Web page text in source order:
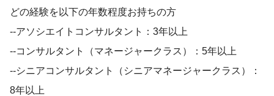
どの経験を以下の年数程度お持ちの方
--アソシエイトコンサルタント：3年以上
--コンサルタント（マネージャークラス）：5年以上
--シニアコンサルタント（シニアマネージャークラス）：
8年以上